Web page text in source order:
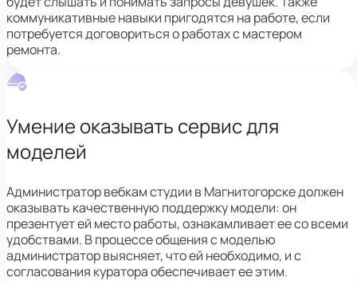
коммуникативные навыки пригодятся на работе, если
потребуется договориться о работах с мастером
ремонта.
Умение оказывать сервис для
моделей
Администратор вебкам студии в Магнитогорске должен
оказывать качественную поддержку модели: он
презентует ей место работы, ознакамливает ее со всеми
удобствами. В процессе общения с моделью
администратор выясняет, что ей необходимо, и с
согласования куратора обеспечивает ее этим.